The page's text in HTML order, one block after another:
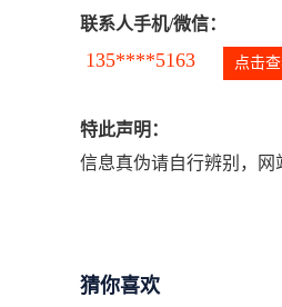
联系人手机/微信：
135****5163 点击
特此声明：
信息真伪请自行辨别，网
猜你喜欢